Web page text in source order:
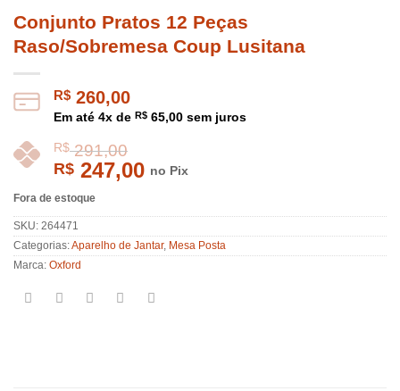
Conjunto Pratos 12 Peças
Raso/Sobremesa Coup Lusitana
R$ 260,00
Em até 4x de R$ 65,00 sem juros
R$291,00
R$ 247,00 no Pix
Fora de estoque
SKU: 264471
Categorias:Aparelho de Jantar, Mesa Posta
Marca: Oxford